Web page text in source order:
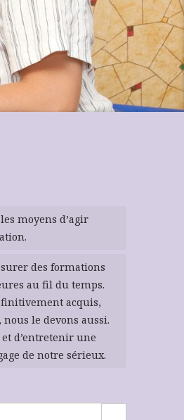
moyens d’agir
des formations
au fil du temps.
acquis,
le devons aussi.
d’entretenir une
de notre sérieux.
SEARCH BUTTON